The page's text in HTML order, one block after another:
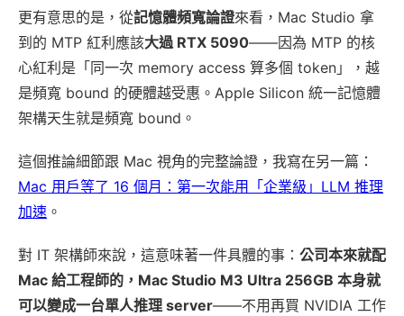
更有意思的是，從記憶體頻寬論證來看，Mac Studio 拿
到的 MTP 紅利應該大過 RTX 5090——因為 MTP 的核
心紅利是「同一次 memory access 算多個 token」，越
是頻寬 bound 的硬體越受惠。Apple Silicon 統一記憶體
架構天生就是頻寬 bound。
這個推論細節跟 Mac 視角的完整論證，我寫在另一篇：
Mac 用戶等了 16 個月：第一次能用「企業級」LLM 推理
加速 。
對 IT 架構師來說，這意味著一件具體的事： 公司本來就配
Mac 給工程師的，Mac Studio M3 Ultra 256GB 本身就
可以變成一台單人推理 server——不用再買 NVIDIA 工作